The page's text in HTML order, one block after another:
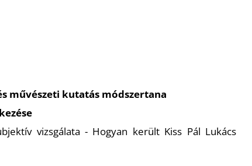
művészeti kutatás módszertana
vizsgálata - Hogyan került Kiss Pál Lukács